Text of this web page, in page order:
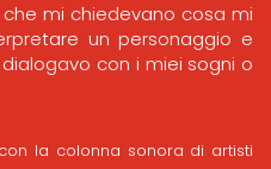
che mi chiedevano cosa mi
un personaggio e
con i miei sogni o
la colonna sonora di artisti